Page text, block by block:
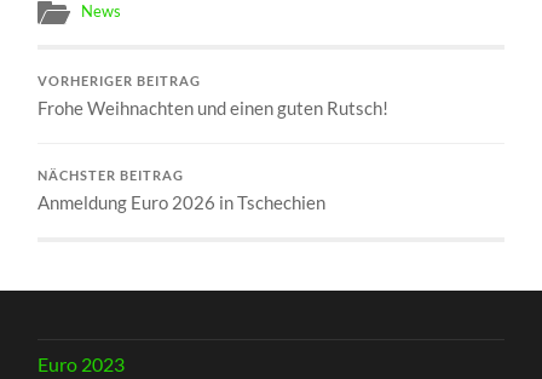
News
VORHERIGER BEITRAG
Frohe Weihnachten und einen guten Rutsch!
NÄCHSTER BEITRAG
Anmeldung Euro 2026 in Tschechien
Euro 2023